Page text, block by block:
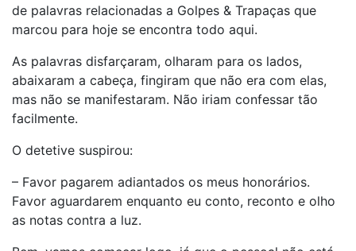
de palavras relacionadas a Golpes & Trapaças que
marcou para hoje se encontra todo aqui.
As palavras disfarçaram, olharam para os lados,
abaixaram a cabeça, fingiram que não era com elas,
mas não se manifestaram. Não iriam confessar tão
facilmente.
O detetive suspirou:
– Favor pagarem adiantados os meus honorários.
Favor aguardarem enquanto eu conto, reconto e olho
as notas contra a luz.